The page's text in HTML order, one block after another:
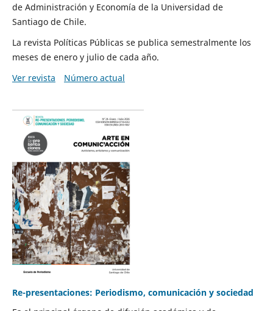
de Administración y Economía de la Universidad de
Santiago de Chile.
La revista Políticas Públicas se publica semestralmente los
meses de enero y julio de cada año.
Ver revista
Número actual
Re-presentaciones: Periodismo, comunicación y sociedad